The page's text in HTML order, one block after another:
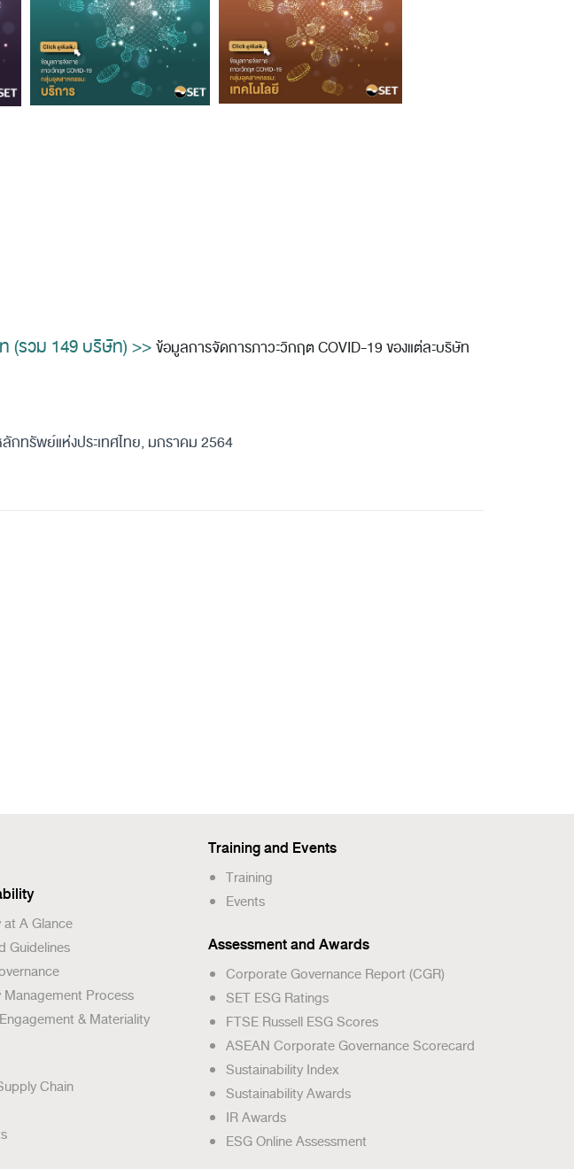
(รวม 149 บริษัท) >>ข้อมูลการจัดการภาวะวิกฤต COVID-19 ของแต่ละบริษัท
ทรัพย์แห่งประเทศไทย, มกราคม 2564
A Glance
Guidelines
Process
& Materiality
Chain
Training and Events
Training
Events
Assessment and Awards
Corporate Governance Report (CGR)
SET ESG Ratings
FTSE Russell ESG Scores
ASEAN Corporate Governance Scorecard
Sustainability Index
Sustainability Awards
IR Awards
ESG Online Assessment